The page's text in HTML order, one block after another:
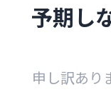
予期し
申し訳あり